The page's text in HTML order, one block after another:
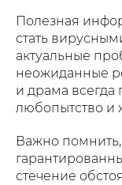
Полезная
стать
актуальные
неожиданные
и драма
любопытство и
Важно помнить,
стечение